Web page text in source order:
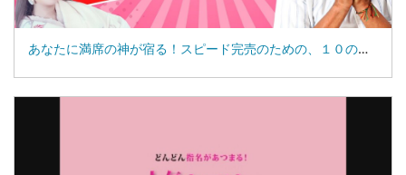
あなたに満席の神が宿る！スピード完売のための、１０の秘訣セミナー